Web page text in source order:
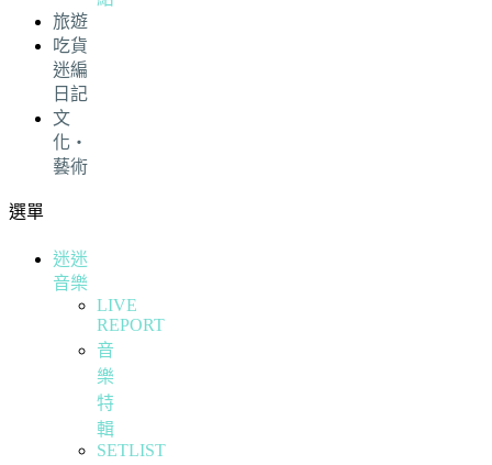
旅遊
吃貨
迷編
日記
文
化・
藝術
選單
迷迷
音樂
LIVE
REPORT
音
樂
特
輯
SETLIST